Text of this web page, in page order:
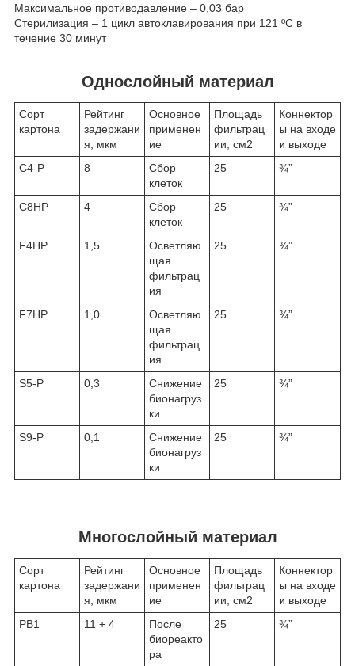
Максимальное противодавление – 0,03 бар
Стерилизация – 1 цикл автоклавирования при 121 ºC в
течение 30 минут
Однослойный материал
Сорт
картона
Рейтинг
задержани
я, мкм
Основное
применен
ие
Площадь
фильтрац
ии, см2
Коннектор
ы на входе
и выходе
C4-P
8
Сбор
клеток
25 ¾”
C8HP 4
Сбор
клеток
25 ¾”
F4HP 1,5
Осветляю
щая
фильтрац
ия
25 ¾”
F7HP 1,0
Осветляю
щая
фильтрац
ия
25 ¾”
S5-P 0,3
Снижение
бионагруз
ки
25 ¾”
S9-P 0,1
Снижение
бионагруз
ки
25 ¾”
Многослойный материал
Сорт
картона
Рейтинг
задержани
я, мкм
Основное
применен
ие
Площадь
фильтрац
ии, см2
Коннектор
ы на входе
и выходе
PB1
11 + 4
После
биореакто
ра
25 ¾”